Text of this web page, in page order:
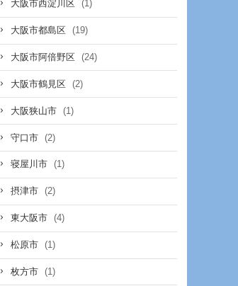
大阪市西淀川区 (1)
大阪市都島区 (19)
大阪市阿倍野区 (24)
大阪市鶴見区 (2)
大阪狭山市 (1)
守口市 (2)
寝屋川市 (1)
摂津市 (2)
東大阪市 (4)
松原市 (1)
枚方市 (1)